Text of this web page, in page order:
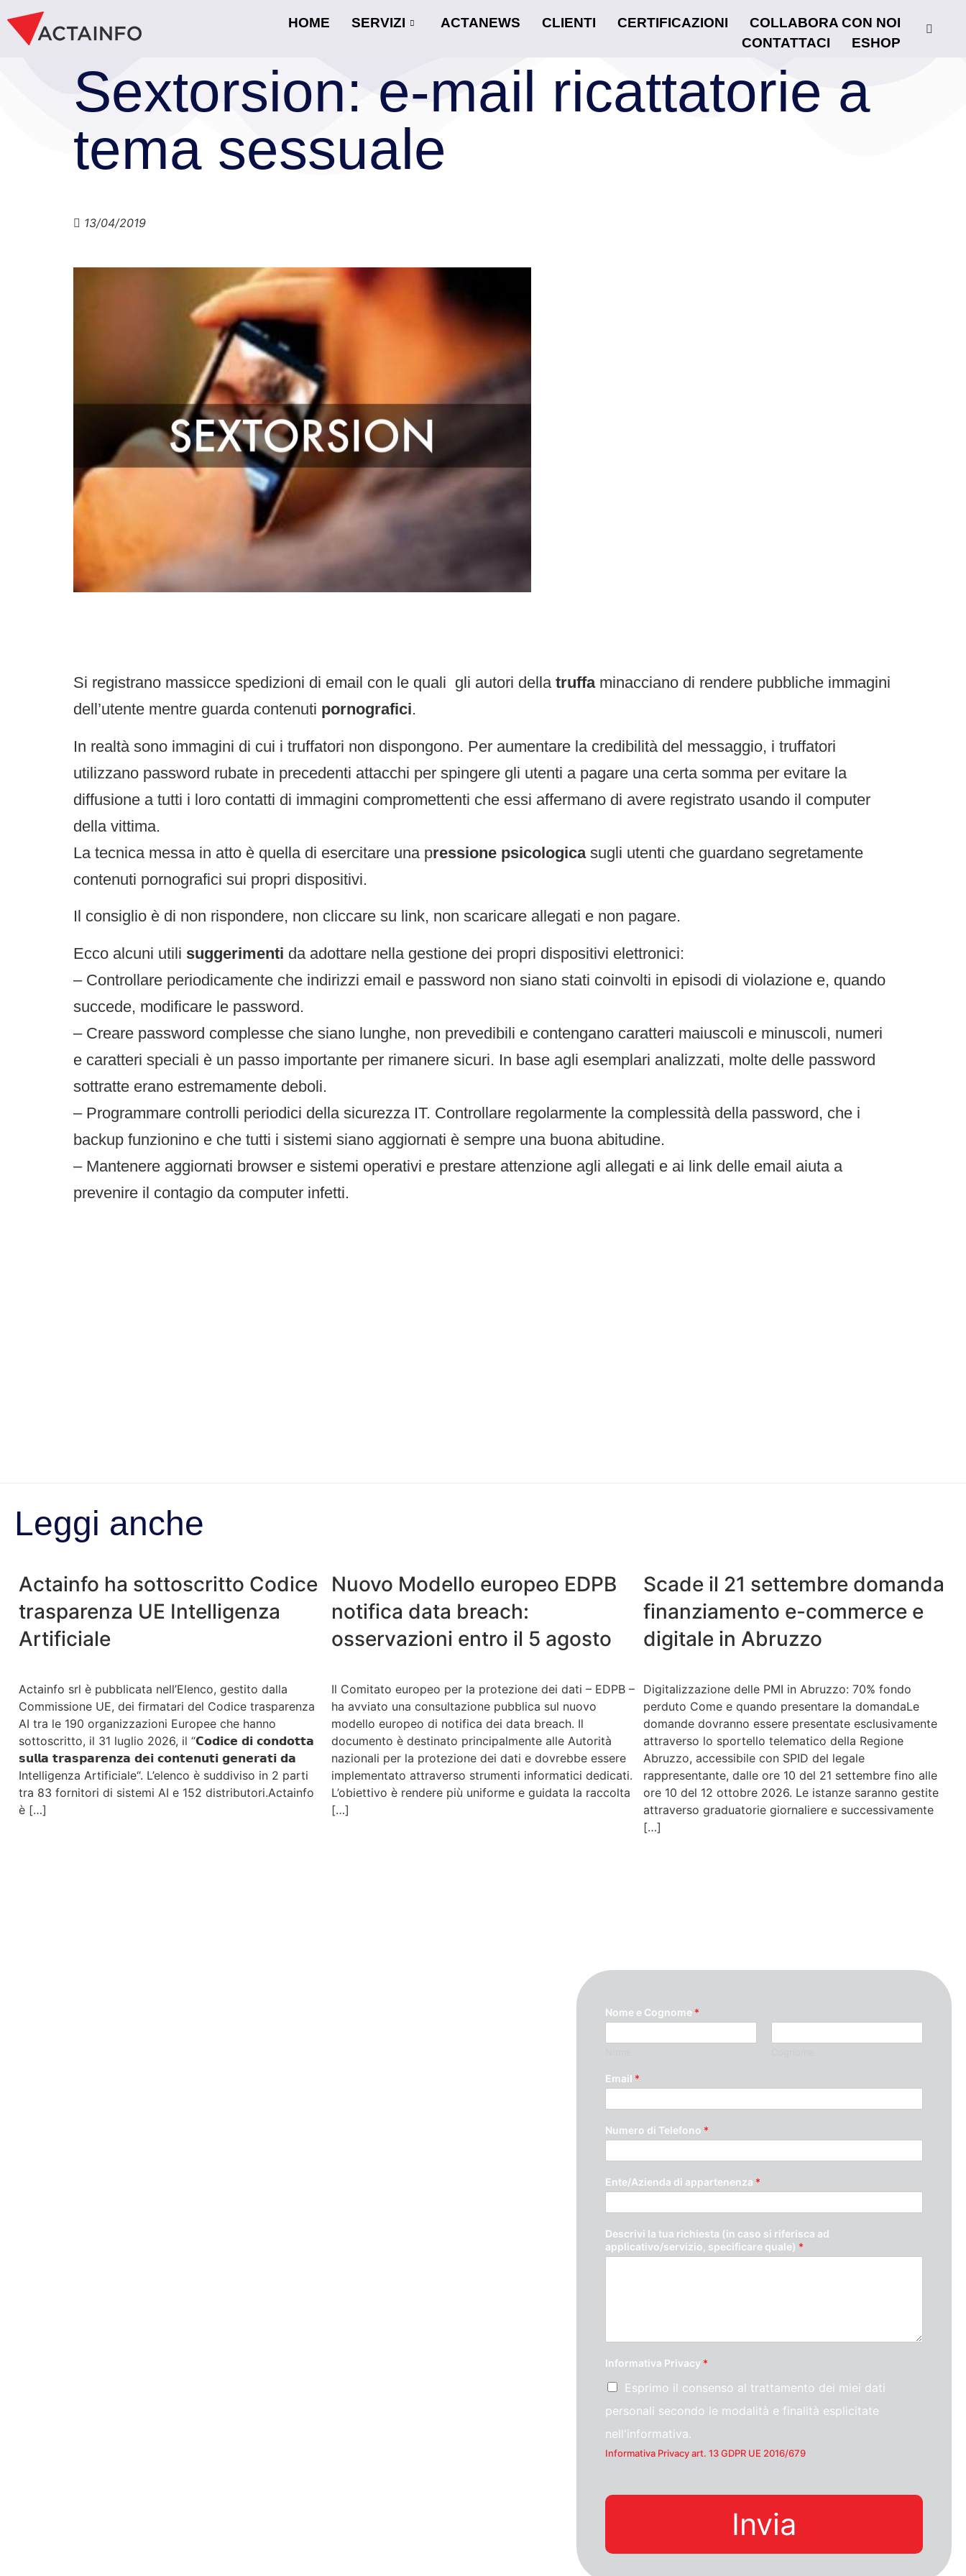
HOME SERVIZI ACTANEWS CLIENTI CERTIFICAZIONI
COLLABORA CON NOI
CONTATTACI
ESHOP
Sextorsion: e-mail ricattatorie a
tema sessuale
13/04/2019
Si registrano massicce spedizioni di email con le quali gli autori della truffaminacciano di rendere pubbliche immagini
dell’utente mentre guarda contenuti pornografici.
In realtà sono immagini di cui i truffatori non dispongono. Per aumentare la credibilità del messaggio, i truffatori
utilizzano password rubate in precedenti attacchi per spingere gli utenti a pagare una certa somma per evitare la
diffusione a tutti i loro contatti di immagini compromettenti che essi affermano di avere registrato usando il computer
della vittima.
La tecnica messa in atto è quella di esercitare una pressione psicologicasugli utenti che guardano segretamente
contenuti pornografici sui propri dispositivi.
Il consiglio è di non rispondere, non cliccare su link, non scaricare allegati e non pagare.
Ecco alcuni utili suggerimenti da adottare nella gestione dei propri dispositivi elettronici:
– Controllare periodicamente che indirizzi email e password non siano stati coinvolti in episodi di violazione e, quando
succede, modificare le password.
– Creare password complesse che siano lunghe, non prevedibili e contengano caratteri maiuscoli e minuscoli, numeri
e caratteri speciali è un passo importante per rimanere sicuri. In base agli esemplari analizzati, molte delle password
sottratte erano estremamente deboli.
– Programmare controlli periodici della sicurezza IT. Controllare regolarmente la complessità della password, che i
backup funzionino e che tutti i sistemi siano aggiornati è sempre una buona abitudine.
– Mantenere aggiornati browser e sistemi operativi e prestare attenzione agli allegati e ai link delle email aiuta a
prevenire il contagio da computer infetti.
Leggi anche
Actainfo ha sottoscritto Codice
trasparenza UE Intelligenza
Artificiale
Actainfo srl è pubblicata nell’Elenco, gestito dalla
Commissione UE, dei firmatari del Codice trasparenza
AI tra le 190 organizzazioni Europee che hanno
sottoscritto, il 31 luglio 2026, il “𝗖𝗼𝗱𝗶𝗰𝗲 𝗱𝗶 𝗰𝗼𝗻𝗱𝗼𝘁𝘁𝗮
𝘀𝘂𝗹𝗹𝗮 𝘁𝗿𝗮𝘀𝗽𝗮𝗿𝗲𝗻𝘇𝗮 𝗱𝗲𝗶 𝗰𝗼𝗻𝘁𝗲𝗻𝘂𝘁𝗶 𝗴𝗲𝗻𝗲𝗿𝗮𝘁𝗶 𝗱𝗮
Intelligenza Artificiale“. L’elenco è suddiviso in 2 parti
tra 83 fornitori di sistemi AI e 152 distributori.Actainfo
è […]
Nuovo Modello europeo EDPB
notifica data breach:
osservazioni entro il 5 agosto
Il Comitato europeo per la protezione dei dati – EDPB –
ha avviato una consultazione pubblica sul nuovo
modello europeo di notifica dei data breach. Il
documento è destinato principalmente alle Autorità
nazionali per la protezione dei dati e dovrebbe essere
implementato attraverso strumenti informatici dedicati.
L’obiettivo è rendere più uniforme e guidata la raccolta
[…]
Scade il 21 settembre domanda
finanziamento e-commerce e
digitale in Abruzzo
Digitalizzazione delle PMI in Abruzzo: 70% fondo
perduto Come e quando presentare la domandaLe
domande dovranno essere presentate esclusivamente
attraverso lo sportello telematico della Regione
Abruzzo, accessibile con SPID del legale
rappresentante, dalle ore 10 del 21 settembre fino alle
ore 10 del 12 ottobre 2026. Le istanze saranno gestite
attraverso graduatorie giornaliere e successivamente
[…]
Nome e Cognome *
Email *
Numero di Telefono *
Ente/Azienda di appartenenza *
Descrivi la tua richiesta (in caso si riferisca ad
applicativo/servizio, specificare quale) *
Informativa Privacy *
Esprimo il consenso al trattamento dei miei dati
personali secondo le modalità e finalità esplicitate
nell'informativa.
Informativa Privacy art. 13 GDPR UE 2016/679
Invia